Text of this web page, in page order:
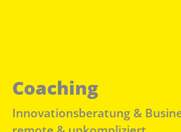
Coaching
Innovationsberatung &